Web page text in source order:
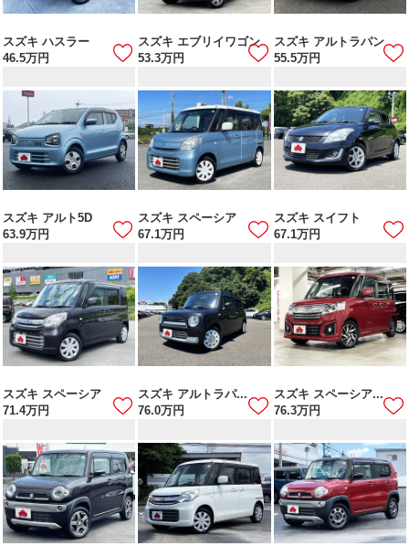
スズキ ハスラー
46.5万円
スズキ エブリイワゴン
53.3万円
スズキ アルトラパン
55.5万円
スズキ アルト5D
63.9万円
スズキ スペーシア
67.1万円
スズキ スイフト
67.1万円
スズキ スペーシア
71.4万円
スズキ アルトラパ...
76.0万円
スズキ スペーシア...
76.3万円